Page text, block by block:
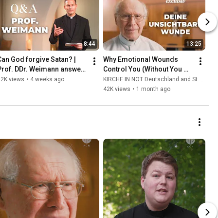
8:44
God forgive Satan? |
DDr. Weimann answers
questions
views • 4 weeks ago
13:25
Why Emotional Wounds
Control You (Without You
Realizing It) | Father Hans
Buob
KIRCHE IN NOT Deutschland and St. Ulrich Hochaltingen
42K views • 1 month ago